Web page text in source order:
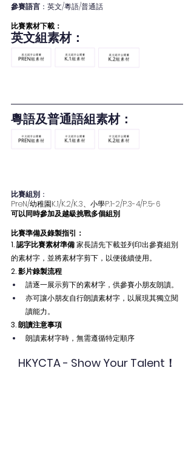
參賽語言 ：英文/粵語/普通話
比賽素材下載：
英文組素材：
粵語及普通語組素材：
比賽組別 ：
PreN/幼稚園K.1/K.2/K.3、小學P.1-2/P.3-4/P.5-6
可以同時參加及越級挑戰多個組別
比賽準備及錄製指引：
1. 認字比賽素材準備 家長請先下載並列印出參賽組別
的素材字，並將素材字剪下，以便後續使用。
2. 影片錄製流程
請逐一展示剪下的素材字，供參賽小朋友朗讀。
亦可讓小朋友自行朗讀素材字，以展現其獨立閱
讀能力。
3. 朗讀注意事項
朗讀素材字時，無需遵循特定順序
HKYCTA - Show Your Talent！